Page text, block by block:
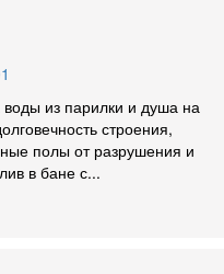
воды из парилки и душа на
строения,
полы от разрушения и
в бане с...